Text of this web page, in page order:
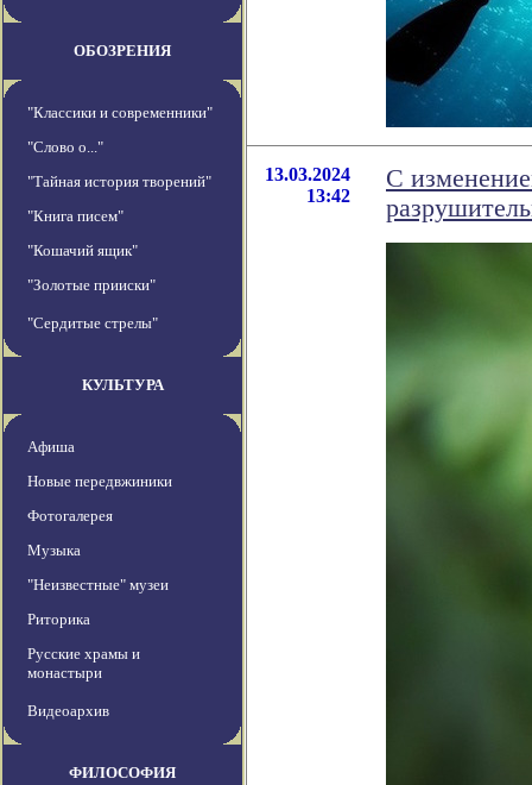
ОБОЗРЕНИЯ
"Классики и современники"
"Слово о..."
"Тайная история творений"
"Книга писем"
"Кошачий ящик"
"Золотые прииски"
"Сердитые стрелы"
КУЛЬТУРА
Афиша
Новые передвжиники
Фотогалерея
Музыка
"Неизвестные" музеи
Риторика
Русские храмы и
монастыри
Видеоархив
ФИЛОСОФИЯ
13.03.2024
13:42
С